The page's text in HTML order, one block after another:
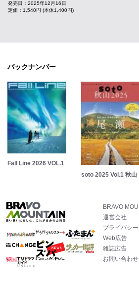
発売日：2025年12月16日
定価：1,540円 (本体1,400円)
バックナンバー
Fall Line 2026 VOL.1
soto 2025 Vol.1 秋山
BRAVO
運営会社
プライバシ
Web広告
雑誌広告
お問い合わせ